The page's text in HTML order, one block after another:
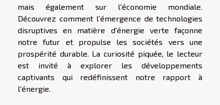
mais également sur l'économie mondiale.
Découvrez comment l'émergence de technologies
disruptives en matière d'énergie verte façonne
notre futur et propulse les sociétés vers une
prospérité durable. La curiosité piquée, le lecteur
est invité à explorer les développements
captivants qui redéfinissent notre rapport à
l'énergie.